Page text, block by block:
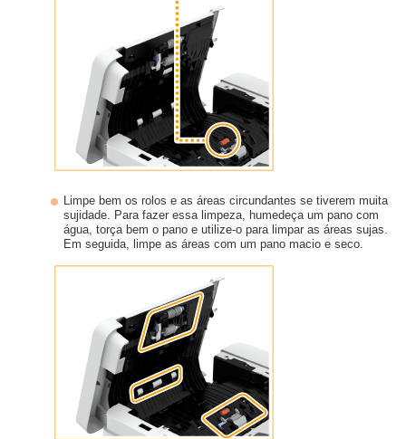
Limpe bem os rolos e as áreas circundantes se tiverem muita
sujidade. Para fazer essa limpeza, humedeça um pano com
água, torça bem o pano e utilize-o para limpar as áreas sujas.
Em seguida, limpe as áreas com um pano macio e seco.